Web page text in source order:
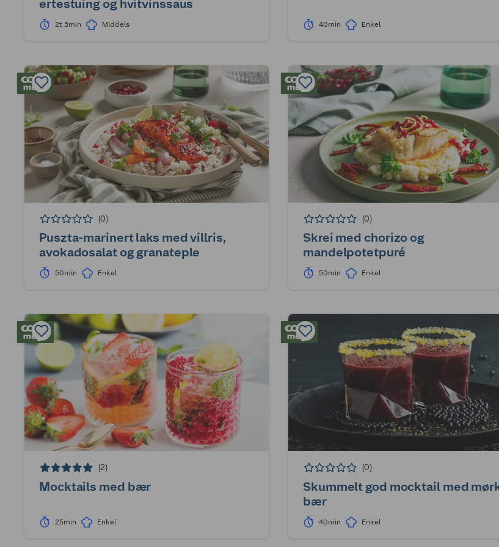
ertestuing og hvitvinssaus
2t 5min Middels 40min Enkel
(0)
Puszta-marinert laks med villris,
avokadosalat og granateple
50min Enkel
(0)
Skrei med chorizo og
mandelpotetpuré
50min Enkel
(2)
Mocktails med bær
25min Enkel
(0)
Skummelt god mocktail med
bær
40min Enkel